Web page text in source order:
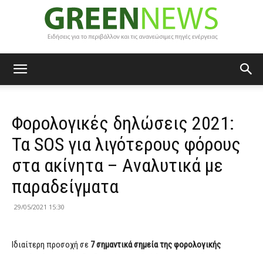
News
Φορολογικές δηλώσεις 2021:
Τα SOS για λιγότερους φόρους
στα ακίνητα – Aναλυτικά με
παραδείγματα
29/05/2021 15:30
Ιδιαίτερη προσοχή σε 7 σημαντικά σημεία της φορολογικής